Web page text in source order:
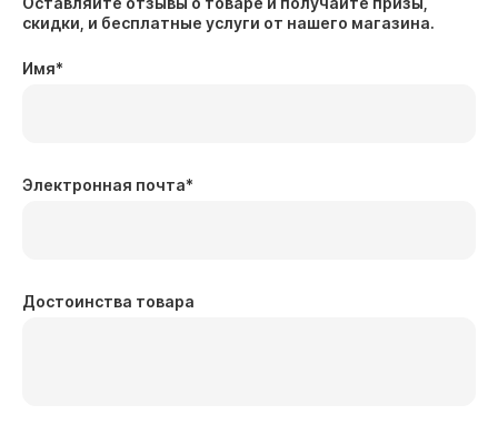
скидки, и бесплатные услуги от нашего магазина.
Имя*
Электронная почта*
Достоинства товара